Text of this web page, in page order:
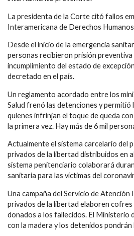
La presidenta de la Corte citó fallos
Interamericana de Derechos
Desde el inicio de la emergencia
personas recibieron prisión preventiva
incumplimiento del estado de
decretado en el país.
Un reglamento acordado entre los
Salud frenó las detenciones y permitió
quienes infrinjan el toque de queda
la primera vez. Hay más de 6 mil
Actualmente el sistema carcelario del
privados de la libertad distribuidos en
sistema penitenciario colaborará
sanitaria para las víctimas del
Una campaña del Servicio de Atención
privados de la libertad elaboren
donados a los fallecidos. El Ministerio
con la madera y los detenidos pondrán